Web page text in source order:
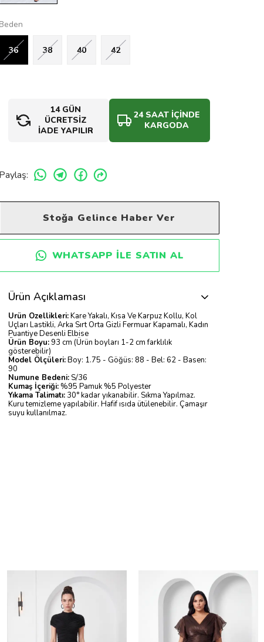
Beden
36 38 40 42
14 GÜN
ÜCRETSİZ
İADE YAPILIR
24 SAAT İÇİNDE
KARGODA
Paylaş:
Stoğa Gelince Haber Ver
WHATSAPP ILE SATIN AL
Ürün Açıklaması
Ürün Özellikleri:Kare Yakalı, Kısa Ve Karpuz Kollu, Kol
Uçları Lastikli, Arka Sırt Orta Gizli Fermuar Kapamalı, Kadın
Puantiye Desenli Elbise
Ürün Boyu:93 cm (Ürün boyları 1-2 cm farklılık
gösterebilir)
Model Ölçüleri:Boy: 1.75 - Göğüs: 88 - Bel: 62 - Basen:
90
Numune Bedeni: S/36
Kumaş İçeriği: %95 Pamuk %5 Polyester
Yıkama Talimatı:30° kadar yıkanabilir. Sıkma Yapılmaz.
Kuru temizleme yapılabilir. Hafif ısıda ütülenebilir. Çamaşır
suyu kullanılmaz.